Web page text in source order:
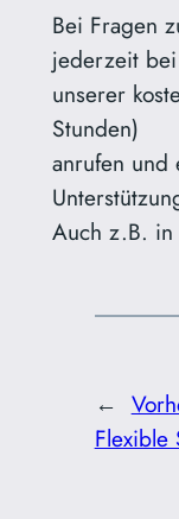
Bei Fragen
jederzeit bei
unserer
Stunden)
anrufen und
Auch z.B.
←
Flexible